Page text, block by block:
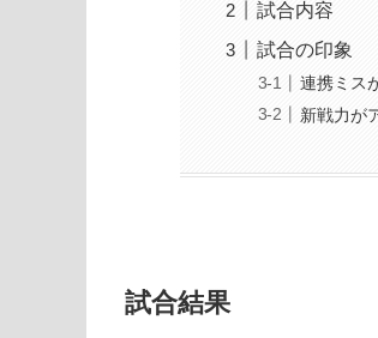
試合内容
試合の印象
連携ミス
新戦力が
試合結果